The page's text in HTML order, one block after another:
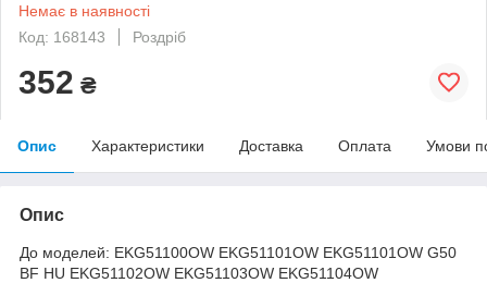
Немає в наявності
Код: 168143
Роздріб
352 ₴
Опис Характеристики Доставка Оплата Умови
Опис
До моделей: EKG51100OW EKG51101OW EKG51101OW G50
BF HU EKG51102OW EKG51103OW EKG51104OW